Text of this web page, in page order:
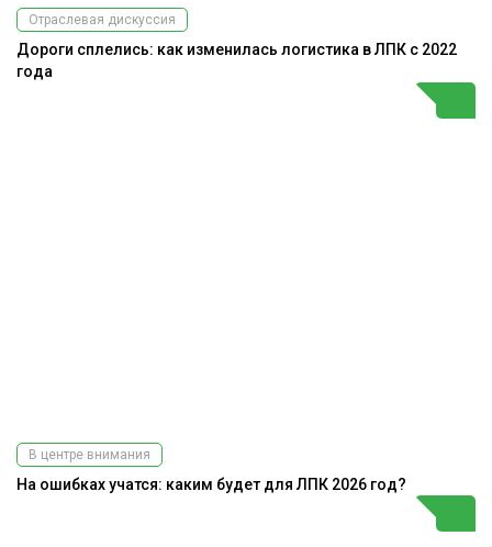
Отраслевая дискуссия
Дороги сплелись: как изменилась логистика в ЛПК с 2022
года
В центре внимания
На ошибках учатся: каким будет для ЛПК 2026 год?